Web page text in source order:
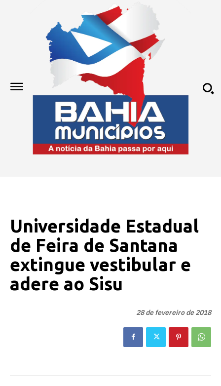
Universidade Estadual
de Feira de Santana
extingue vestibular e
adere ao Sisu
28 de fevereiro de 2018